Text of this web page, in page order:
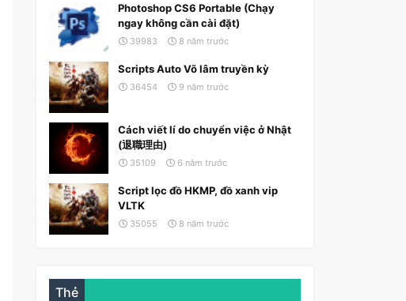
Photoshop CS6 Portable (Chạy
ngay không cần cài đặt)
39983 8 năm trước
Scripts Auto Võ lâm truyền kỳ
36454 9 năm trước
Cách viết lí do chuyển việc ở Nhật
(退職理由)
35109 6 năm trước
Script lọc đồ HKMP, đồ xanh vip
VLTK
35055 8 năm trước
Thẻ